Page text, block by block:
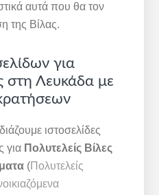
αυτά που θα τον
της Βίλας.
για
στη Λευκάδα με
ιστοσελίδες
για Πολυτελείς Βίλες
( Πολυτελείς